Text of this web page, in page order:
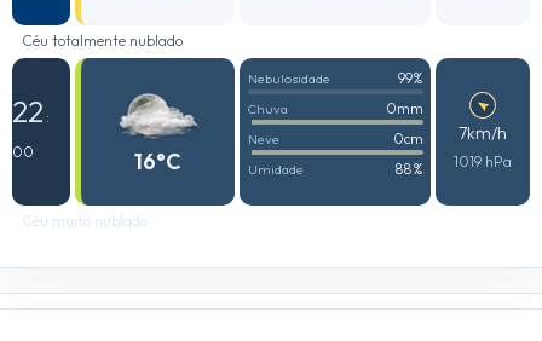
Céu totalmente nublado
22 :
00
16°C
Nebulosidade 99%
Chuva 0mm
Neve 0cm
Umidade 88%
7km/h
1019 hPa
Céu muito nublado